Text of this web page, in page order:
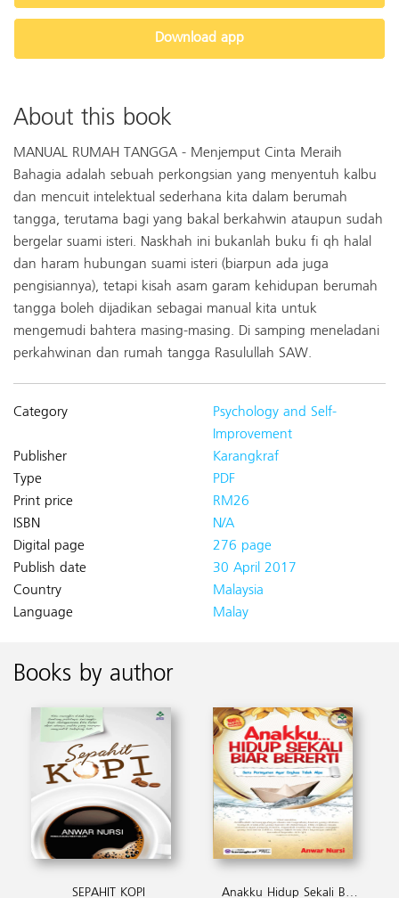
Download app
About this book
MANUAL RUMAH TANGGA - Menjemput Cinta Meraih
Bahagia adalah sebuah perkongsian yang menyentuh kalbu
dan mencuit intelektual sederhana kita dalam berumah
tangga, terutama bagi yang bakal berkahwin ataupun sudah
bergelar suami isteri. Naskhah ini bukanlah buku fi qh halal
dan haram hubungan suami isteri (biarpun ada juga
pengisiannya), tetapi kisah asam garam kehidupan berumah
tangga boleh dijadikan sebagai manual kita untuk
mengemudi bahtera masing-masing. Di samping meneladani
perkahwinan dan rumah tangga Rasulullah SAW.
Category
Psychology and Self-
Improvement
Publisher
Karangkraf
Type
PDF
Print price
RM26
ISBN
N/A
Digital page
276 page
Publish date
30 April 2017
Country
Malaysia
Language
Malay
Books by author
SEPAHIT KOPI Anakku Hidup Sekali Biar Bererti (ePub)